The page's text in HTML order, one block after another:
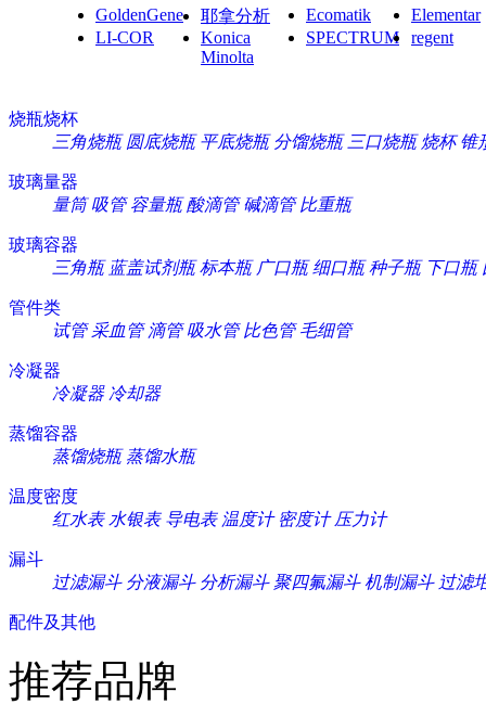
GoldenGene 耶拿分析 Ecomatik
Elementar
LI-COR
Konica
Minolta
SPECTRUM regent
烧瓶烧杯
三角烧瓶 圆底烧瓶 平底烧瓶 分馏烧瓶 三口烧瓶 烧杯 锥
玻璃量器
量筒 吸管 容量瓶 酸滴管 碱滴管 比重瓶
玻璃容器
三角瓶 蓝盖试剂瓶 标本瓶 广口瓶 细口瓶 种子瓶 下口瓶
管件类
试管 采血管 滴管 吸水管 比色管 毛细管
冷凝器
冷凝器 冷却器
蒸馏容器
蒸馏烧瓶 蒸馏水瓶
温度密度
红水表 水银表 导电表 温度计 密度计 压力计
漏斗
过滤漏斗 分液漏斗 分析漏斗 聚四氟漏斗 机制漏斗 过滤
配件及其他
推荐品牌